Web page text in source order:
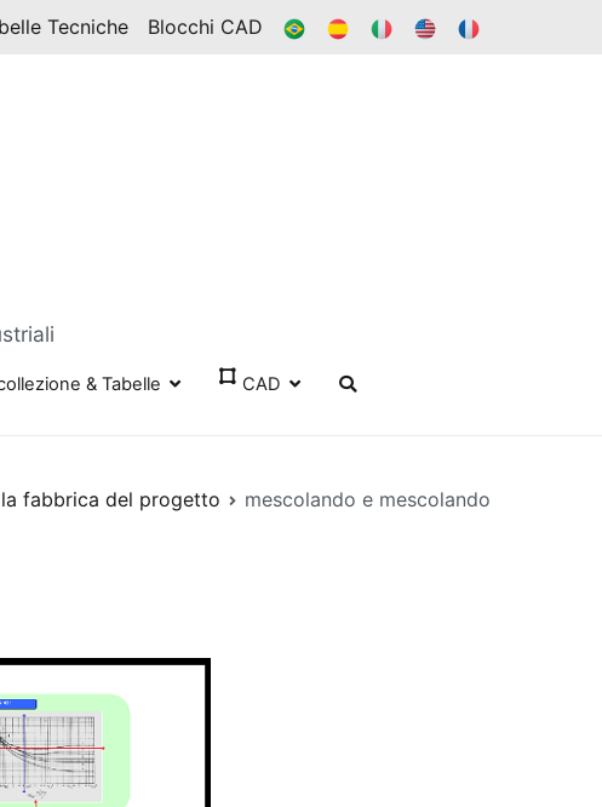
Tecniche Blocchi CAD BR ES ESSO
& Tabelle CAD
fabbrica del progetto mescolando e mescolando